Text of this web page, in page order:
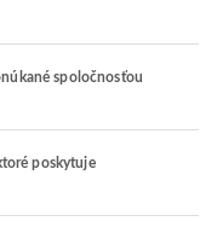
spoločnosťou
poskytuje